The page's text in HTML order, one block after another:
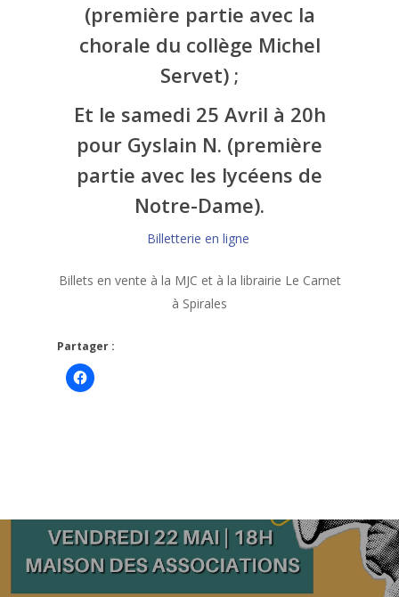
(première partie avec la
chorale du collège Michel
Servet) ;
Et le samedi 25 Avril à 20h
pour Gyslain N. (première
partie avec les lycéens de
Notre-Dame).
Billetterie en ligne
Billets en vente à la MJC et à la librairie Le Carnet
à Spirales
Partager :
Cliquez
pour